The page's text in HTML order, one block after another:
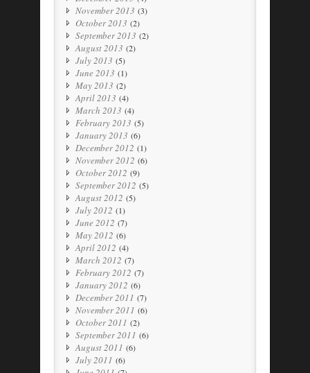
November 2013 (3)
October 2013 (2)
September 2013 (2)
August 2013 (2)
July 2013 (5)
June 2013 (1)
May 2013 (2)
April 2013 (4)
March 2013 (4)
February 2013 (5)
January 2013 (6)
December 2012 (1)
November 2012 (6)
October 2012 (9)
September 2012 (5)
August 2012 (5)
July 2012 (1)
June 2012 (7)
May 2012 (6)
April 2012 (4)
March 2012 (7)
February 2012 (7)
January 2012 (6)
December 2011 (7)
November 2011 (6)
October 2011 (2)
September 2011 (6)
August 2011 (6)
July 2011 (6)